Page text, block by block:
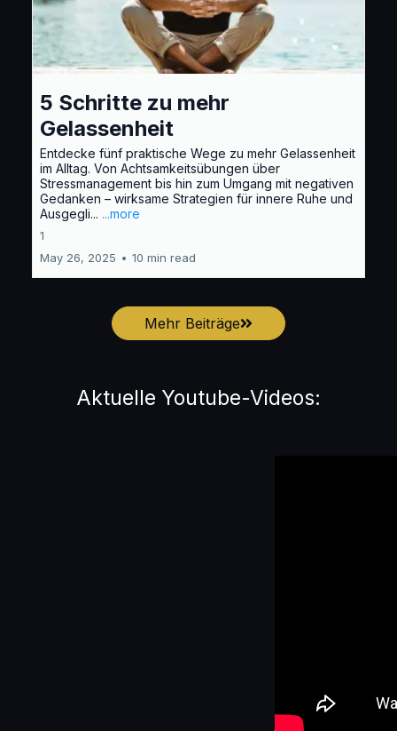
5 Schritte zu mehr
Gelassenheit
Entdecke fünf praktische Wege zu mehr Gelassenheit
im Alltag. Von Achtsamkeitsübungen über
Stressmanagement bis hin zum Umgang mit negativen
Gedanken – wirksame Strategien für innere Ruhe und
Ausgegli... ...more
1
May 26, 2025 • 10 min read
Mehr Beiträge
Aktuelle Youtube-Videos: